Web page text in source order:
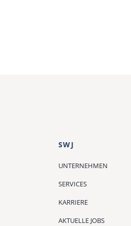
SWJ
UNTERNEHMEN
SERVICES
KARRIERE
AKTUELLE JOBS